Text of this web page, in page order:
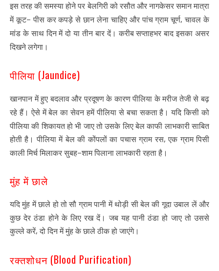
इस तरह की समस्या होने पर बेलगिरी को रसौत और नागकेसर समान मात्रा
में कूट–पीस कर कपड़े से छान लेना चाहिए और पांच ग्राम चूर्ण,चावल के
मांड के साथ दिन में दो या तीन बार दें। करीब सप्ताहभर बाद इसका असर
दिखने लगेगा।
पीलिया (Jaundice)
खानपान में हुए बदलाव और प्रदूषण के कारण पीलिया के मरीज तेजी से बढ़
रहे हैं। ऐसे में बेल का सेवन हमें पीलिया से बचा सकता है। यदि किसी को
पीलिया की शिकायत हो भी जाए तो उसके लिए बेल काफी लाभकारी साबित
होती है। पीलिया में बेल की कोंपलों का पचास ग्राम रस,एक ग्राम पिसी
काली मिर्च मिलाकर सुबह–शाम पिलाना लाभकारी रहता है।
मुंह में छाले
यदि मुंह में छाले हो तो सौ ग्राम पानी में थोड़ी सी बेल की गूदा उबाल लें और
कुछ देर ठंडा होने के लिए रख दें। जब यह पानी ठंडा हो जाए तो उससे
कुल्ले करें,दो दिन में मुंह के छाले ठीक हो जाएंगे।
रक्तशोधन (Blood Purification)